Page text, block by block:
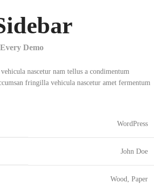
Demo
nascetur nam tellus a condimentum
fringilla vehicula nascetur amet fermentum
WordPress
John Doe
Wood, Paper